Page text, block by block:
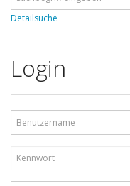
Detailsuche
Login